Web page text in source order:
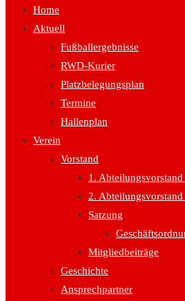
Home
Aktuell
Fußballergebnisse
RWD-Kurier
Platzbelegungsplan
Termine
Hallenplan
Verein
Vorstand
1.
2.
Satzung
Mitgliedbeiträge
Geschichte
Ansprechpartner